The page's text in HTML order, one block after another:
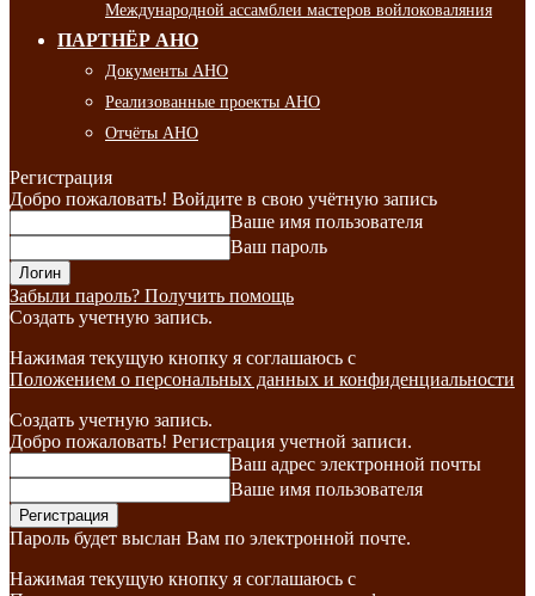
Международной ассамблеи мастеров войлоковаляния
ПАРТНЁР АНО
Документы АНО
Реализованные проекты АНО
Отчёты АНО
Регистрация
Добро пожаловать! Войдите в свою учётную запись
Ваше имя пользователя
Ваш пароль
Забыли пароль? Получить помощь
Создать учетную запись.
Нажимая текущую кнопку я соглашаюсь с
Положением о персональных данных и конфиденциальности
Создать учетную запись.
Добро пожаловать! Регистрация учетной записи.
Ваш адрес электронной почты
Ваше имя пользователя
Пароль будет выслан Вам по электронной почте.
Нажимая текущую кнопку я соглашаюсь с